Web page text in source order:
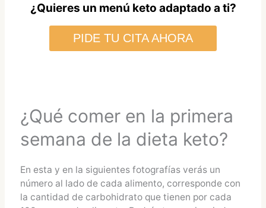
¿Quieres un menú keto adaptado a ti?
PIDE TU CITA AHORA
¿Qué comer en la primera
semana de la dieta keto?
En esta y en la siguientes fotografías verás un
número al lado de cada alimento, corresponde con
la cantidad de carbohidrato que tienen por cada